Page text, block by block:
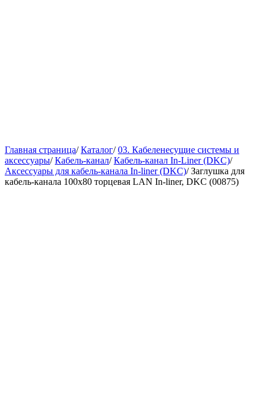
Главная страница/ Каталог/ 03. Кабеленесущие системы и
аксессуары/ Кабель-канал/ Кабель-канал In-Liner (DKC)/
Аксессуары для кабель-канала In-liner (DKC)/ Заглушка для
кабель-канала 100x80 торцевая LАN In-liner, DKC (00875)